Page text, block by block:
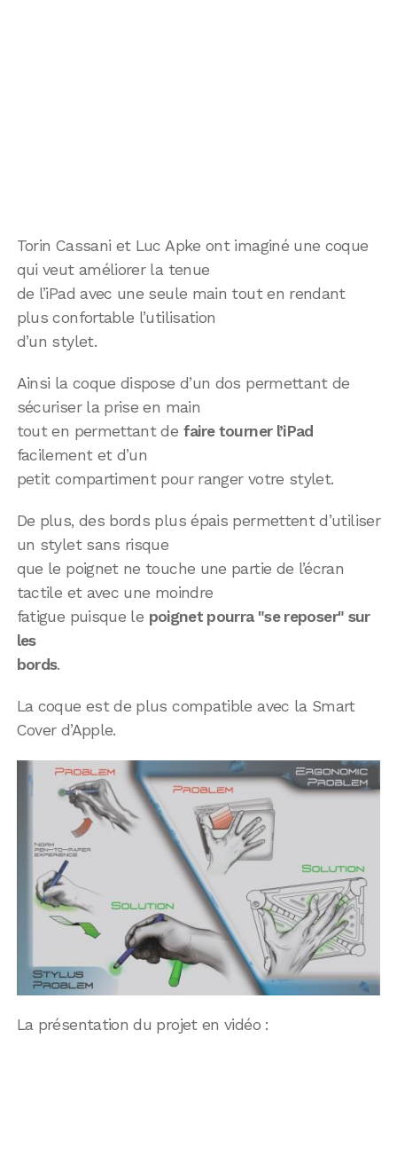
Torin Cassani et Luc Apke ont imaginé une coque
qui veut améliorer la tenue
de l’iPad avec une seule main tout en rendant
plus confortable l’utilisation
d’un stylet.
Ainsi la coque dispose d’un dos permettant de
sécuriser la prise en main
tout en permettant de faire tourner l’iPad
facilement et d’un
petit compartiment pour ranger votre stylet.
De plus, des bords plus épais permettent d’utiliser
un stylet sans risque
que le poignet ne touche une partie de l’écran
tactile et avec une moindre
fatigue puisque le poignet pourra "se reposer" sur
les
bords.
La coque est de plus compatible avec la Smart
Cover d’Apple.
La présentation du projet en vidéo :